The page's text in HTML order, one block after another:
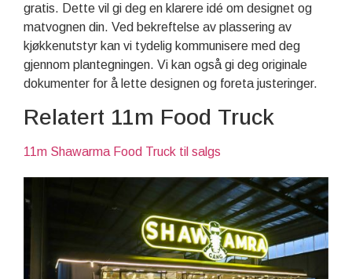
gratis. Dette vil gi deg en klarere idé om designet og
matvognen din. Ved bekreftelse av plassering av
kjøkkenutstyr kan vi tydelig kommunisere med deg
gjennom plantegningen. Vi kan også gi deg originale
dokumenter for å lette designen og foreta justeringer.
Relatert 11m Food Truck
11m Shawarma Food Truck til salgs